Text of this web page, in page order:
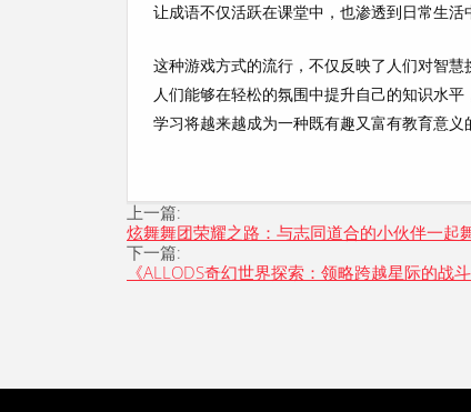
让成语不仅活跃在课堂中，也渗透到日常生活
这种游戏方式的流行，不仅反映了人们对智
人们能够在轻松的氛围中提升自己的知识水
学习将越来越成为一种既有趣又富有教育意义
上一篇:
炫舞舞团荣耀之路：与志同道合的小伙伴一起
下一篇:
《ALLODS奇幻世界探索：领略跨越星际的战斗